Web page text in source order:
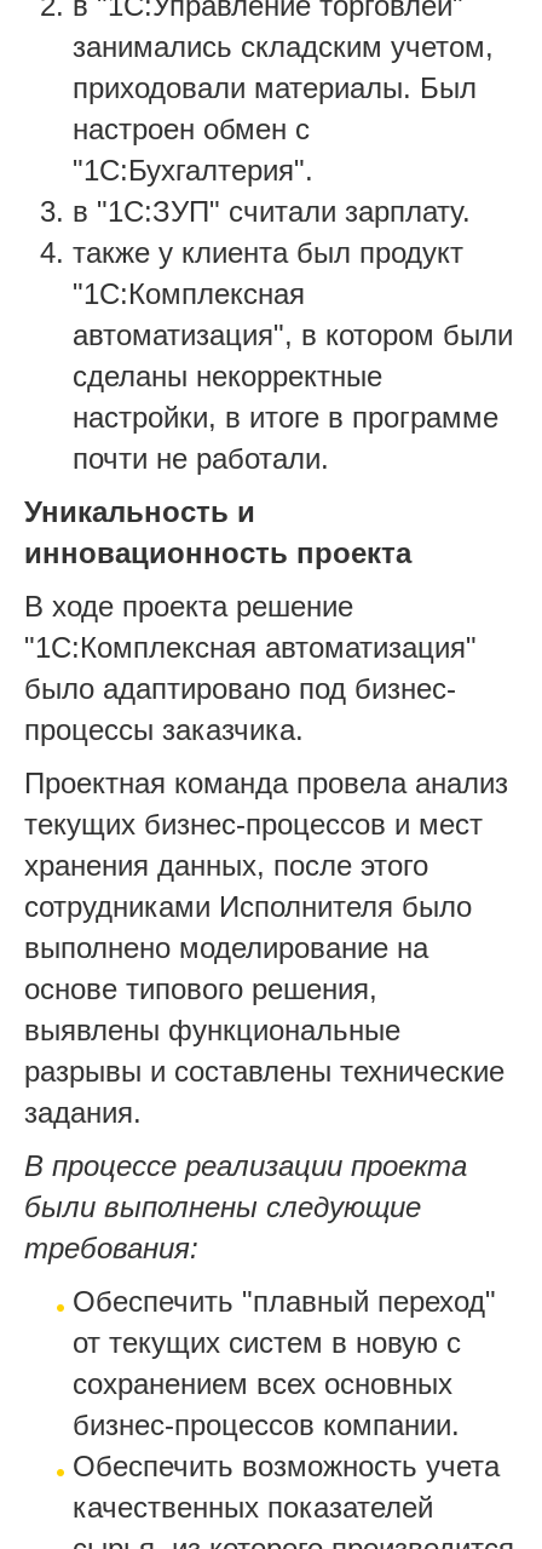
занимались складским учетом,
приходовали материалы. Был
настроен обмен с
"1С:Бухгалтерия".
в "1С:ЗУП" считали зарплату.
также у клиента был продукт
"1С:Комплексная
автоматизация", в котором были
сделаны некорректные
настройки, в итоге в программе
почти не работали.
Уникальность и
инновационность проекта
В ходе проекта решение
"1С:Комплексная автоматизация"
было адаптировано под бизнес-
процессы заказчика.
Проектная команда провела анализ
текущих бизнес-процессов и мест
хранения данных, после этого
сотрудниками Исполнителя было
выполнено моделирование на
основе типового решения,
выявлены функциональные
разрывы и составлены технические
задания.
В процессе реализации проекта
были выполнены следующие
требования:
Обеспечить "плавный переход"
от текущих систем в новую с
сохранением всех основных
бизнес-процессов компании.
Обеспечить возможность учета
качественных показателей